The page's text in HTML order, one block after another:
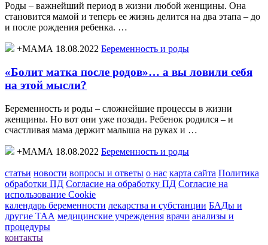
Роды – важнейший период в жизни любой женщины. Она
становится мамой и теперь ее жизнь делится на два этапа – до
и после рождения ребенка. …
+МАМА 18.08.2022 Беременность и роды
«Болит матка после родов»… а вы ловили себя
на этой мысли?
Беременность и роды – сложнейшие процессы в жизни
женщины. Но вот они уже позади. Ребенок родился – и
счастливая мама держит малыша на руках и …
+МАМА 18.08.2022 Беременность и роды
статьи новости вопросы и ответы о нас карта сайта Политика
обработки ПД Согласие на обработку ПД Согласие на
использование Cookie
календарь беременности лекарства и субстанции БАДы и
другие ТАА медицинские учреждения врачи анализы и
процедуры
контакты